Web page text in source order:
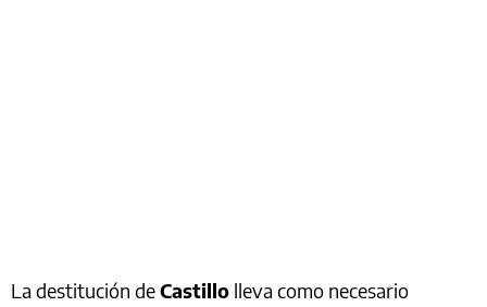
La destitución deCastillo lleva como necesario